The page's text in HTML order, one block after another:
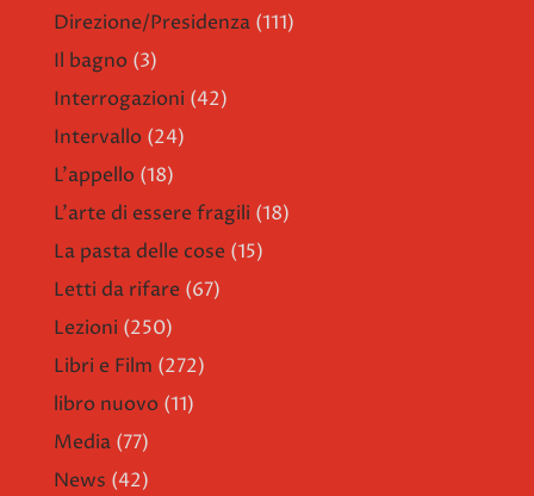
Direzione/Presidenza (111)
Il bagno (3)
Interrogazioni (42)
Intervallo (24)
L'appello (18)
L'arte di essere fragili (18)
La pasta delle cose (15)
Letti da rifare (67)
Lezioni (250)
Libri e Film (272)
libro nuovo (11)
Media (77)
News (42)